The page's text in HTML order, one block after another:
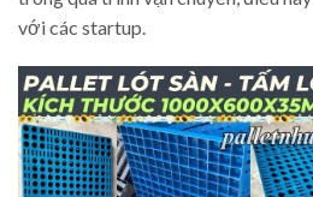
với các startup.